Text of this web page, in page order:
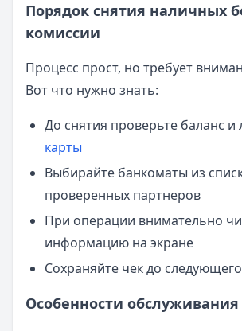
Порядок снятия наличных
комиссии
Процесс прост, но требует
Вот что нужно знать:
До снятия проверьте баланс
карты
Выбирайте банкоматы из
проверенных партнеров
При операции внимательно
информацию на экране
Сохраняйте чек до
Особенности обслуживания